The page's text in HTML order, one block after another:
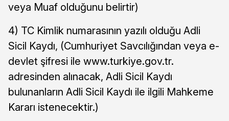
veya Muaf olduğunu belirtir)
4) TC Kimlik numarasının yazılı olduğu Adli
Sicil Kaydı, (Cumhuriyet Savcılığından veya e-
devlet şifresi ile www.turkiye.gov.tr.
adresinden alınacak, Adli Sicil Kaydı
bulunanların Adli Sicil Kaydı ile ilgili Mahkeme
Kararı istenecektir.)